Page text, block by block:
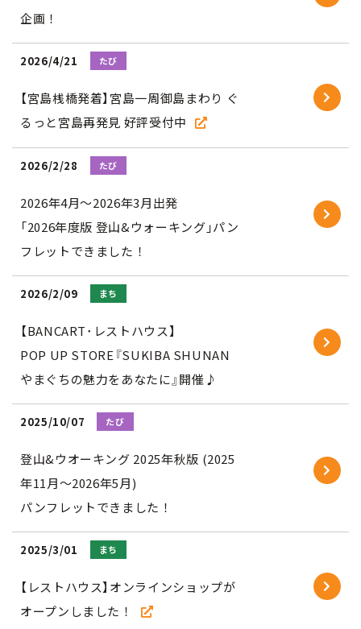
企画！
2026/4/21 たび
【宮島桟橋発着】宮島一周御島まわり ぐ
るっと宮島再発見 好評受付中
2026/2/28 たび
2026年4月～2026年3月出発
「2026年度版 登山&ウォーキング」パン
フレットできました！
2026/2/09 まち
【BANCART･レストハウス】
POP UP STORE『SUKIBA SHUNAN
やまぐちの魅力をあなたに』開催♪
2025/10/07 たび
登山&ウオーキング 2025年秋版 (2025
年11月～2026年5月)
パンフレットできました！
2025/3/01 まち
【レストハウス】オンラインショップが
オープンしました！